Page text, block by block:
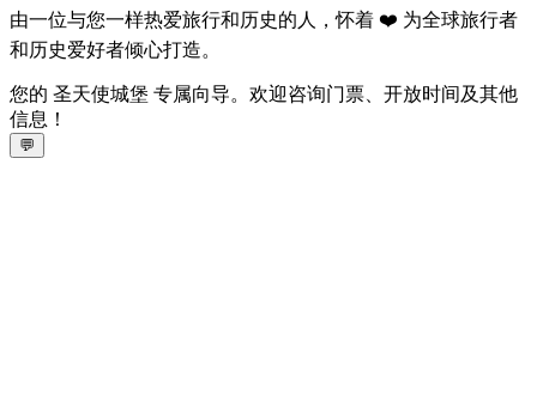
由一位与您一样热爱旅行和历史的人，怀着 ❤️ 为全球旅行者
和历史爱好者倾心打造。
您的 圣天使城堡 专属向导。欢迎咨询门票、开放时间及其他
信息！
💬